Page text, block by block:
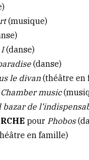
(musique)
I(danse)
(danse)
le divan (théâtre en
Chamber music
bazar de
pour Phobos
en famille)